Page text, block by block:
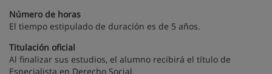
Número de horas
El tiempo estipulado de duración es de 5 años.
Titulación oficial
Al finalizar sus estudios, el alumno recibirá el título de
Especialista en Derecho Social.